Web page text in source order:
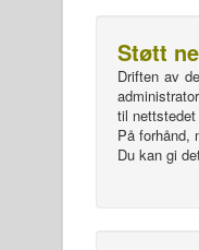
Støtt
Driften av
til
På forhånd,
Du kan gi